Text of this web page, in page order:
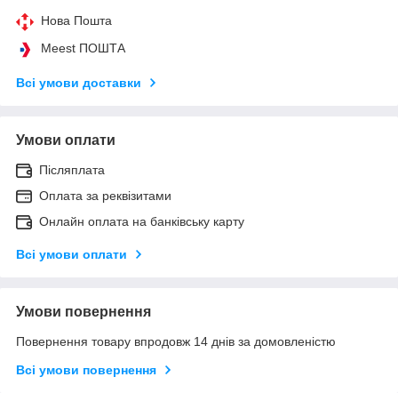
Нова Пошта
Meest ПОШТА
Всі умови доставки
Умови оплати
Післяплата
Оплата за реквізитами
Онлайн оплата на банківську карту
Всі умови оплати
Умови повернення
Повернення товару впродовж 14 днів за домовленістю
Всі умови повернення